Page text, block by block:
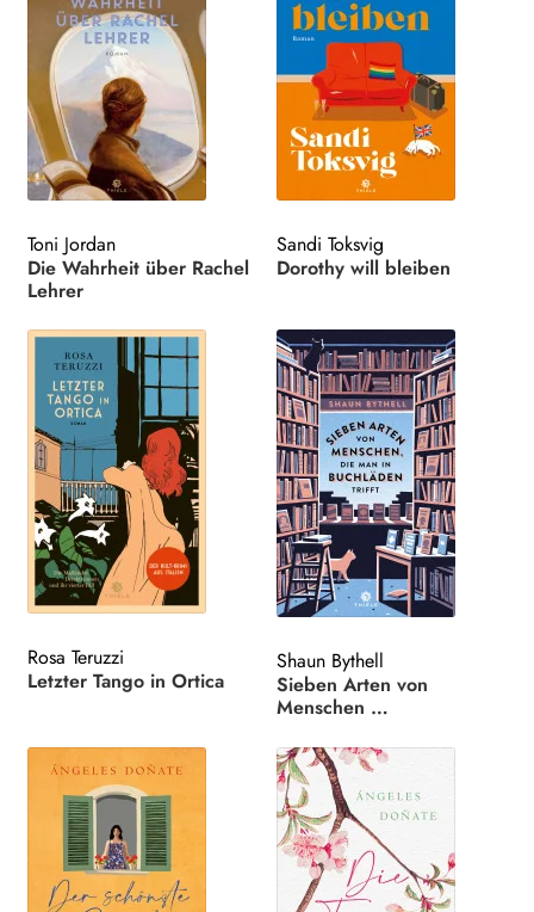
Toni Jordan
Die Wahrheit über Rachel
Lehrer
Sandi Toksvig
Dorothy will bleiben
Rosa Teruzzi
Letzter Tango in Ortica
Shaun Bythell
Sieben Arten von
Menschen …